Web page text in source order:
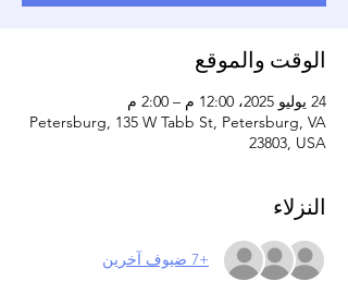
الوقت والموقع
24 يوليو 2025، 12:00 م – 2:00 م
Petersburg, 135 W Tabb St, Petersburg, VA
23803, USA
النزلاء
+7 ضيوف آخرين